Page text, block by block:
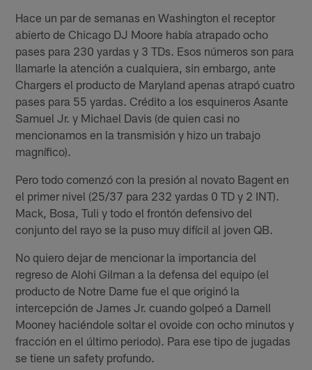
Hace un par de semanas en Washington el receptor
abierto de Chicago DJ Moore había atrapado ocho
pases para 230 yardas y 3 TDs. Esos números son para
llamarle la atención a cualquiera, sin embargo, ante
Chargers el producto de Maryland apenas atrapó cuatro
pases para 55 yardas. Crédito a los esquineros Asante
Samuel Jr. y Michael Davis (de quien casi no
mencionamos en la transmisión y hizo un trabajo
magnífico).
Pero todo comenzó con la presión al novato Bagent en
el primer nivel (25/37 para 232 yardas 0 TD y 2 INT).
Mack, Bosa, Tuli y todo el frontón defensivo del
conjunto del rayo se la puso muy difícil al joven QB.
No quiero dejar de mencionar la importancia del
regreso de Alohi Gilman a la defensa del equipo (el
producto de Notre Dame fue el que originó la
intercepción de James Jr. cuando golpeó a Darnell
Mooney haciéndole soltar el ovoide con ocho minutos y
fracción en el último periodo). Para ese tipo de jugadas
se tiene un safety profundo.